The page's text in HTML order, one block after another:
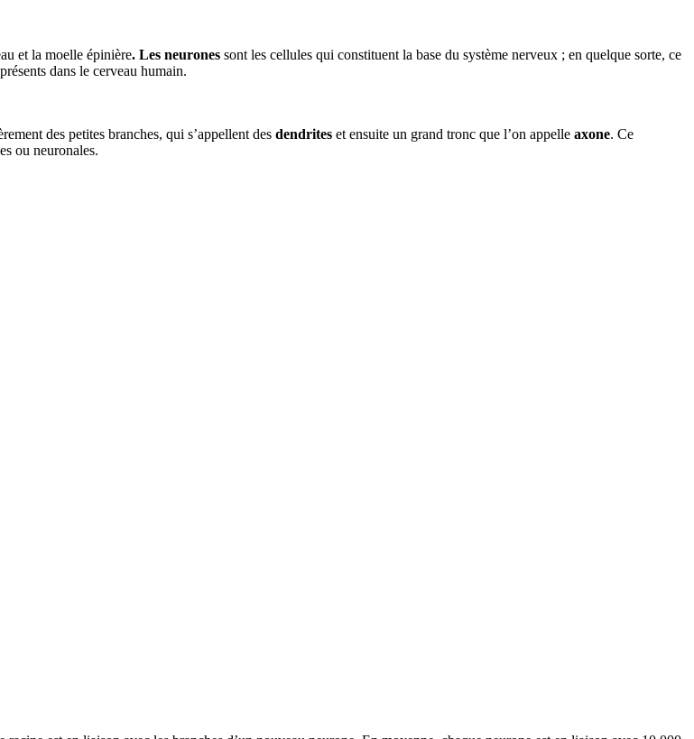
et la moelle épinière. Les neurones sont les cellules qui constituent la base du système nerveux ; en quelque sorte, ce
dans le cerveau humain.
des petites branches, qui s’appellent des dendrites et ensuite un grand tronc que l’on appelle axone. Ce
ou neuronales.